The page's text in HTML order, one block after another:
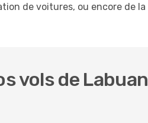
de voitures, ou encore de la
vols de Labuan